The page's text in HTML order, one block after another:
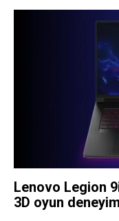
Lenovo Legion
3D oyun